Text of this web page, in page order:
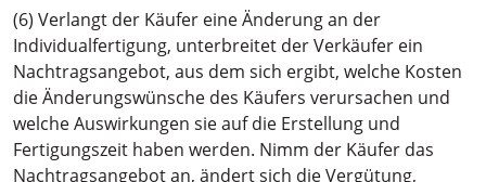
(6) Verlangt der Käufer eine Änderung an der
Individualfertigung, unterbreitet der Verkäufer ein
Nachtragsangebot, aus dem sich ergibt, welche Kosten
die Änderungswünsche des Käufers verursachen und
welche Auswirkungen sie auf die Erstellung und
Fertigungszeit haben werden. Nimm der Käufer das
Nachtragsangebot an, ändert sich die Vergütung,